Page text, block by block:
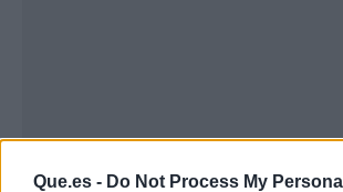
Que.es - Do Not Process My